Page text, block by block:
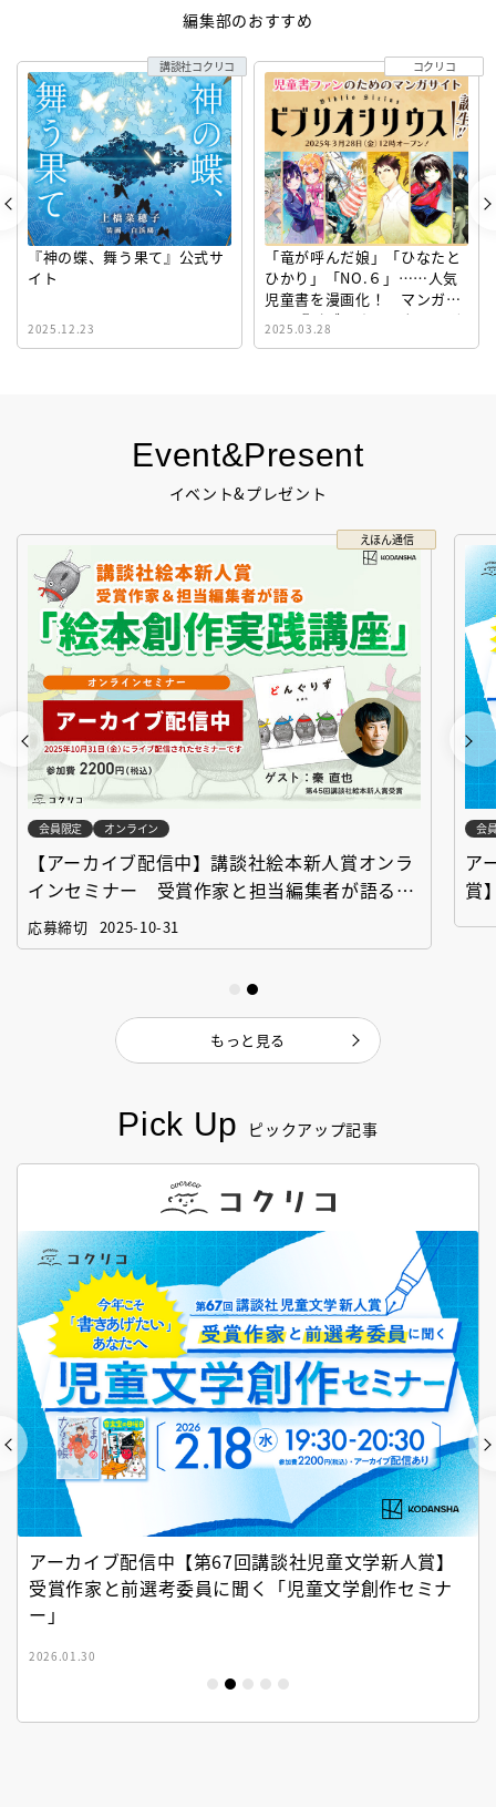
Pick Up ピックアップ記事
アーカイブ配信中【第67回講談社児童文学新人賞】
受賞作家と前選考委員に聞く「児童文学創作セミナ
ー」
2026.01.30
Event&Present
イベント&プレゼント
えほん通信
会員限定 オンライン
【アーカイブ配信中】講談社絵本新人賞オンラ
インセミナー 受賞作家と担当編集者が語る
「絵本創作実践講座」
応募締切 2025-10-31
会
ア
賞
もっと見る
編集部のおすすめ
『神の蝶、舞う果て』公式サ
イト
2025.12.23
講談社コクリコ
「竜が呼んだ娘」「ひなたと
ひかり」「NO.６」……人気
児童書を漫画化！ マンガサ
イト『ビブリオシリウス』誕
生！
2025.03.28
コクリコ